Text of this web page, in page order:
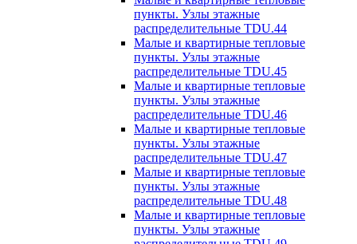
пункты. Узлы этажные
распределительные TDU.44
Малые и квартирные тепловые
пункты. Узлы этажные
распределительные TDU.45
Малые и квартирные тепловые
пункты. Узлы этажные
распределительные TDU.46
Малые и квартирные тепловые
пункты. Узлы этажные
распределительные TDU.47
Малые и квартирные тепловые
пункты. Узлы этажные
распределительные TDU.48
Малые и квартирные тепловые
пункты. Узлы этажные